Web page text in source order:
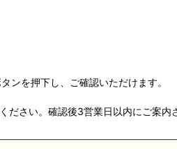
を押下し、ご確認いただけます。
さい。確認後3営業日以内にご案内